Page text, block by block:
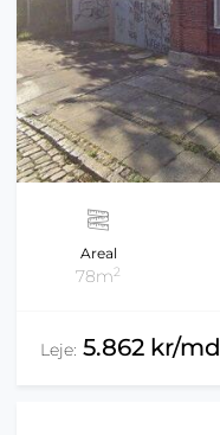
Areal
78m2
Leje: 5.862 kr/md